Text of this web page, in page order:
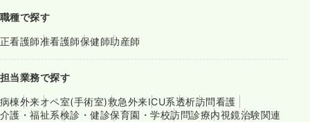
職種で探す
正看護師准看護師保健師助産師
担当業務で探す
病棟外来オペ室(手術室)救急外来ICU系透析訪問看護
介護・福祉系検診・健診保育園・学校訪問診療内視鏡治験関連